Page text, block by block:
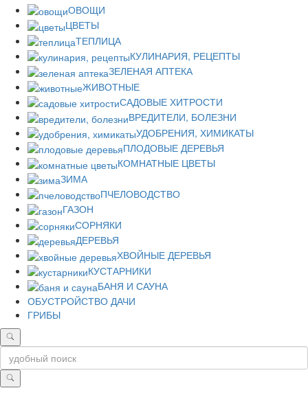
ОВОЩИ
ЦВЕТЫ
ТЕПЛИЦА
КУЛИНАРИЯ, РЕЦЕПТЫ
ЗЕЛЕНАЯ АПТЕКА
ЖИВОТНЫЕ
САДОВЫЕ ХИТРОСТИ
ВРЕДИТЕЛИ, БОЛЕЗНИ
УДОБРЕНИЯ, ХИМИКАТЫ
ПЛОДОВЫЕ ДЕРЕВЬЯ
КОМНАТНЫЕ ЦВЕТЫ
ЗИМА
ПЧЕЛОВОДСТВО
ГАЗОН
СОРНЯКИ
ДЕРЕВЬЯ
ХВОЙНЫЕ ДЕРЕВЬЯ
КУСТАРНИКИ
БАНЯ И САУНА
ОБУСТРОЙСТВО ДАЧИ
ГРИБЫ